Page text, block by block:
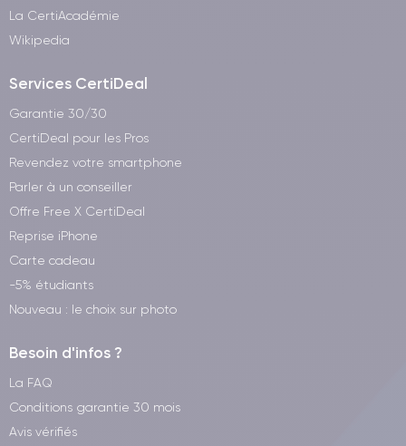
La CertiAcadémie
Wikipedia
Services CertiDeal
Garantie 30/30
CertiDeal pour les Pros
Revendez votre smartphone
Parler à un conseiller
Offre Free X CertiDeal
Reprise iPhone
Carte cadeau
-5% étudiants
Nouveau : le choix sur photo
Besoin d'infos ?
La FAQ
Conditions garantie 30 mois
Avis vérifiés